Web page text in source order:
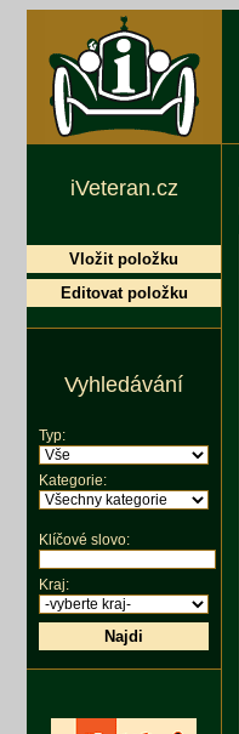
iVeteran.cz
Vložit položku
Editovat položku
Vyhledávání
Typ:
Kategorie:
Klíčové slovo:
Kraj:
Najdi